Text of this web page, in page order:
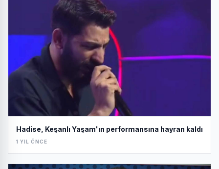
Hadise, Keşanlı Yaşam'ın performansına hayran kaldı
1 YIL ÖNCE